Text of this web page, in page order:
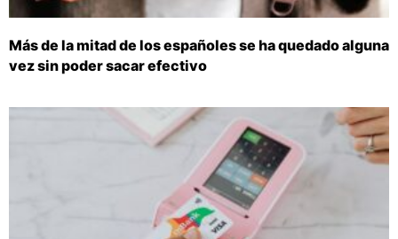
Más de la mitad de los españoles se ha quedado alguna
vez sin poder sacar efectivo